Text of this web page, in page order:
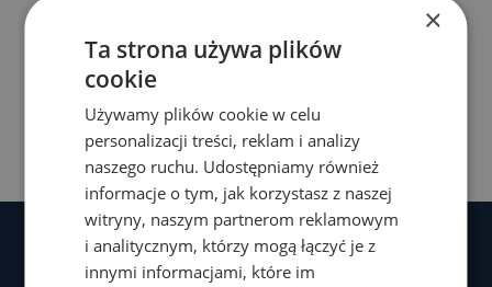
Podziel się tym artykułem:
F
a
c
e
b
o
n
k
e
dI
n
o
p
y
Li
n
×
Ta strona używa plików
cookie
Używamy plików cookie w celu
personalizacji treści, reklam i analizy
naszego ruchu. Udostępniamy również
informacje o tym, jak korzystasz z naszej
witryny, naszym partnerom reklamowym
i analitycznym, którzy mogą łączyć je z
innymi informacjami, które im